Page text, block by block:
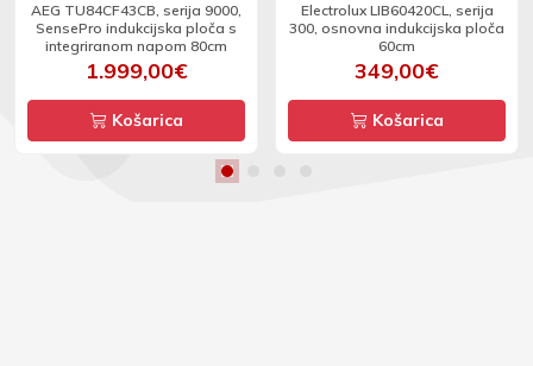
AEG TU84CF43CB, serija 9000,
SensePro indukcijska ploča s
integriranom napom 80cm
1.999,00€
Košarica
Electrolux LIB60420CL, serija
300, osnovna indukcijska ploča
60cm
349,00€
Košarica